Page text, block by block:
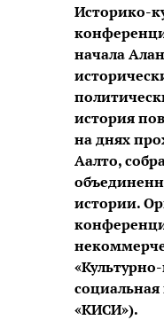
Историко-
начала
история
на днях
Аалто,
истории.
«КИСИ»).